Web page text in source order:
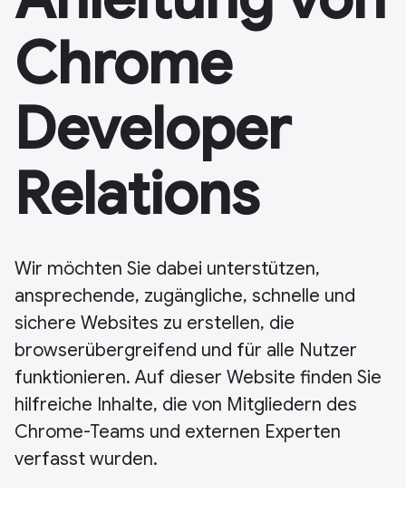
Chrome
Developer
Relations
Wir möchten Sie dabei unterstützen,
ansprechende, zugängliche, schnelle und
sichere Websites zu erstellen, die
browserübergreifend und für alle Nutzer
funktionieren. Auf dieser Website finden Sie
hilfreiche Inhalte, die von Mitgliedern des
Chrome-Teams und externen Experten
verfasst wurden.